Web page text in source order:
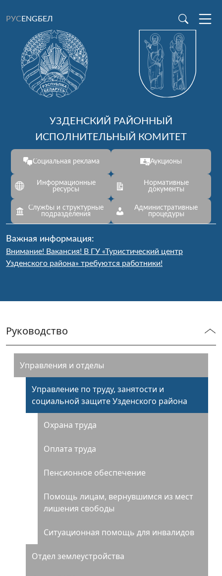
РУСENGБЕЛ
УЗДЕНСКИЙ РАЙОННЫЙ
ИСПОЛНИТЕЛЬНЫЙ КОМИТЕТ
Социальная реклама Аукционы
Информационные
ресурсы
Нормативные
документы
Службы и структурные
подразделения
Административные
процедуры
Важная информация:
Внимание! Вакансия! В ГУ «Туристический центр
Узденского района» требуются работники!
Руководство
Управления и отделы
Управление по труду, занятости и
социальной защите Узденского района
Охрана труда
Оплата труда
Пенсионное обеспечение
Помощь лицам, вернувшимся из мест
лишения свободы
Ситуационная помощь для инвалидов
Отдел землеустройства